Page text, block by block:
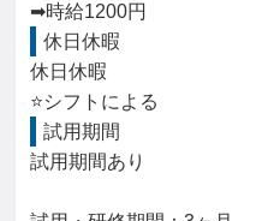
➡時給1200円
休日休暇
休日休暇
⭐シフトによる
試用期間
試用期間あり